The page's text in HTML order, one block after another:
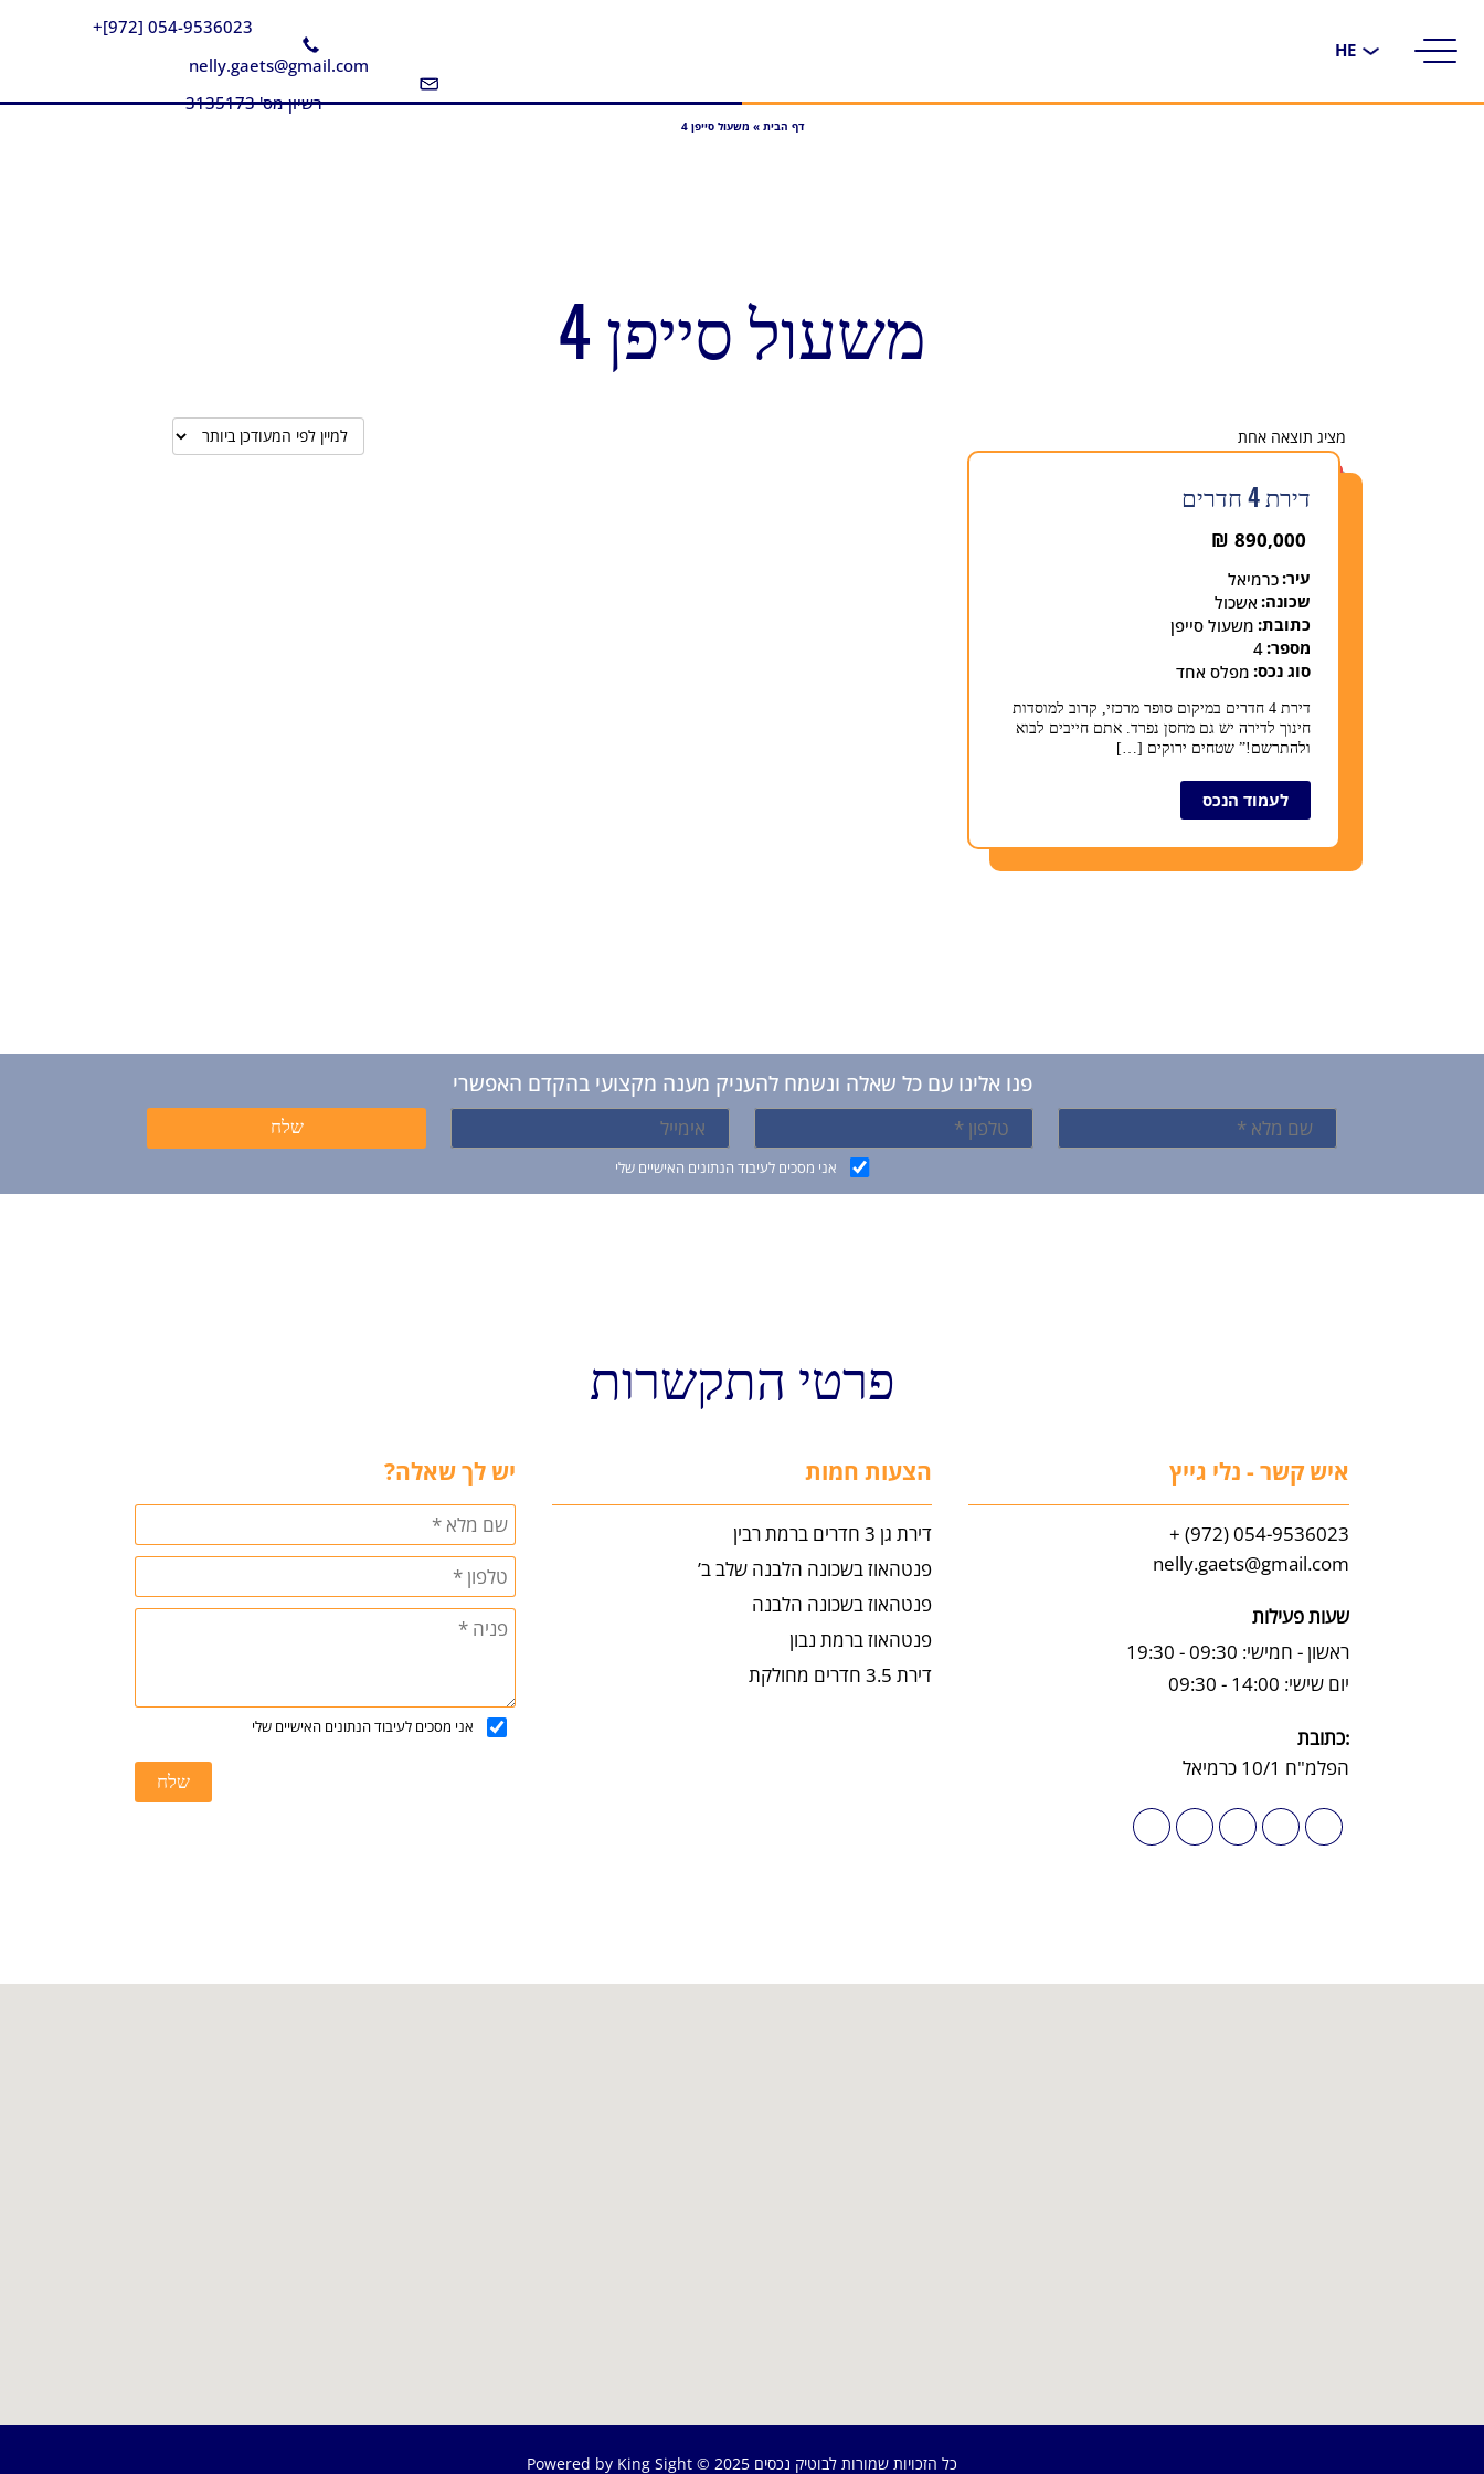
054-9536023 [972]+
nelly.gaets@gmail.com
רשיון מס' 3135173
בחירת
דף הבית » משעול סייפן 4
משעול סייפן 4
מציג תוצאה אחת
דירת 4 חדרים
890,000
₪
עיר: כרמיאל
שכונה: אשכול
כתובת: משעול סייפן
מספר: 4
סוג נכס: מפלס אחד
דירת 4 חדרים במיקום סופר מרכזי, קרוב למוסדות
חינוך לדירה יש גם מחסן נפרד. אתם חייבים לבוא
ולהתרשם!” שטחים ירוקים […]
לעמוד הנכס
פנו אלינו עם כל שאלה ונשמח להעניק מענה מקצועי בהקדם האפשרי
אני מסכים לעיבוד הנתונים האישיים שלי
פרטי התקשרות
איש קשר - נלי גייץ
054-9536023 (972) +
nelly.gaets@gmail.com
שעות פעילות
ראשון - חמישי: 09:30 - 19:30
יום שישי: 14:00 - 09:30
:כתובת
הפלמ"ח 10/1 כרמיאל
הצעות חמות
דירת גן 3 חדרים ברמת רבין
פנטהאוז בשכונה הלבנה שלב ב’
פנטהאוז בשכונה הלבנה
פנטהאוז ברמת נבון
דירת 3.5 חדרים מחולקת
יש לך שאלה?
אני מסכים לעיבוד הנתונים האישיים שלי
Powered by King Sight © כל הזכויות שמורות לבוטיק נכסים 2025